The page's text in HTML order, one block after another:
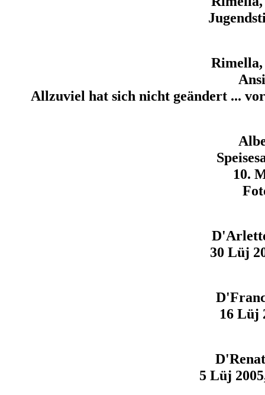
Allzuviel hat sich nicht geändert ...
10.
30 Lüj
16 Lüj
5 Lüj